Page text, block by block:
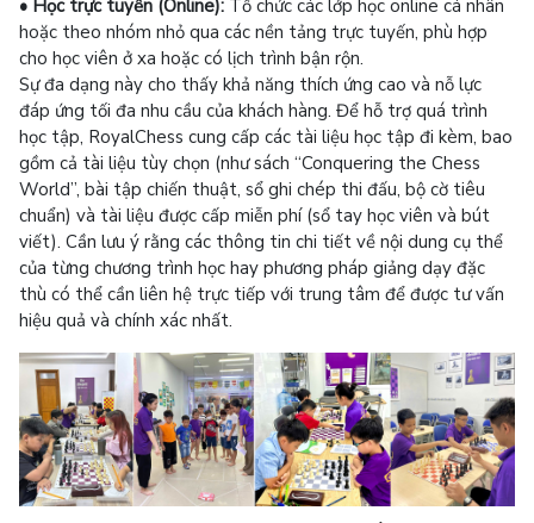
• Học trực tuyến (Online): Tổ chức các lớp học online cá nhân
hoặc theo nhóm nhỏ qua các nền tảng trực tuyến, phù hợp
cho học viên ở xa hoặc có lịch trình bận rộn.
Sự đa dạng này cho thấy khả năng thích ứng cao và nỗ lực
đáp ứng tối đa nhu cầu của khách hàng. Để hỗ trợ quá trình
học tập, RoyalChess cung cấp các tài liệu học tập đi kèm, bao
gồm cả tài liệu tùy chọn (như sách “Conquering the Chess
World”, bài tập chiến thuật, sổ ghi chép thi đấu, bộ cờ tiêu
chuẩn) và tài liệu được cấp miễn phí (sổ tay học viên và bút
viết). Cần lưu ý rằng các thông tin chi tiết về nội dung cụ thể
của từng chương trình học hay phương pháp giảng dạy đặc
thù có thể cần liên hệ trực tiếp với trung tâm để được tư vấn
hiệu quả và chính xác nhất.